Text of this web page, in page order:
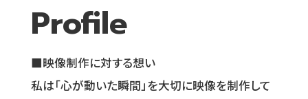
Profile
■映像制作に対する想い
私は「心が動いた瞬間」を大切に映像を制作して